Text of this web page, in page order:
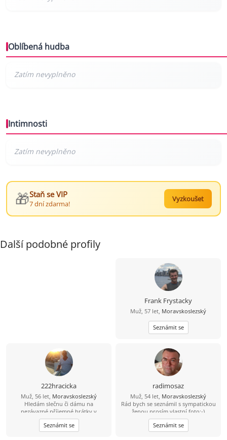
Oblíbená hudba
Intimnosti
🎁Staň se VIP
7 dní zdarma!
Vyzkoušet
Další podobné profily
Frank Frystacky
Muž, 57 let, Moravskoslezský
Seznámit se
222hracicka
Muž, 56 let, Moravskoslezský
Hledám slečnu či dámu na
nezávazné příjemné hrátky v
dopoledních hodinách. Žádné
následné komplikace! :-D Ostravsko
Seznámit se
radimosaz
Muž, 54 let, Moravskoslezský
Rád bych se seznámil s sympatickou
ženou,prosím vlastní foto:-)
Seznámit se